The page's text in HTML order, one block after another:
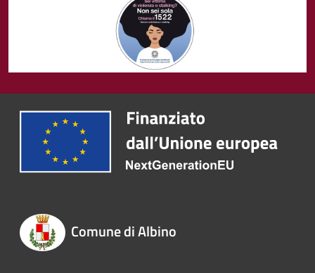
Comune di Albino